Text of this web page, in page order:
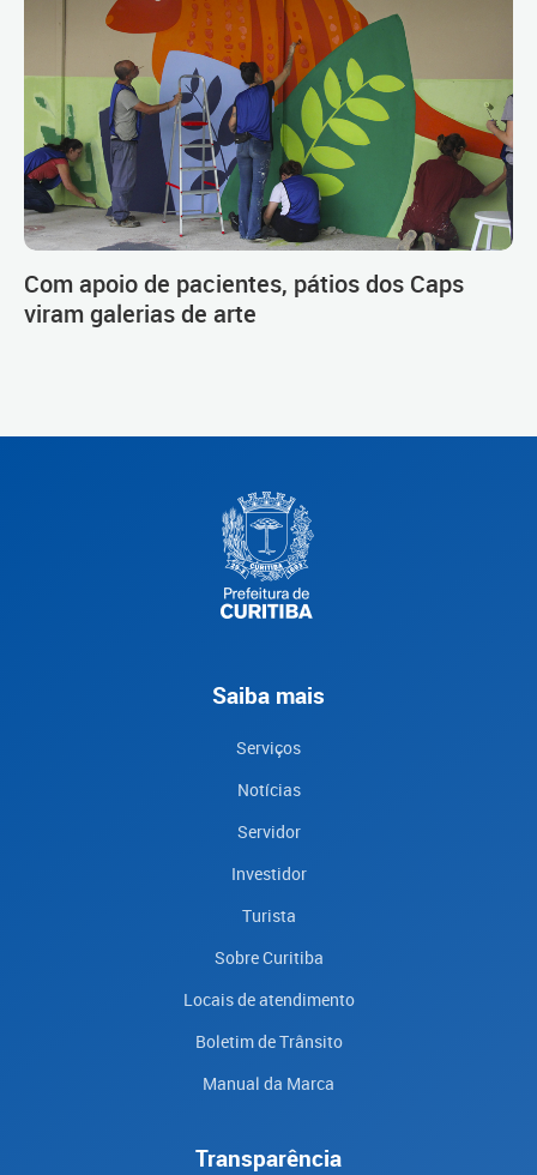
Com apoio de pacientes, pátios dos Caps
viram galerias de arte
Saiba mais
Serviços
Notícias
Servidor
Investidor
Turista
Sobre Curitiba
Locais de atendimento
Boletim de Trânsito
Manual da Marca
Transparência